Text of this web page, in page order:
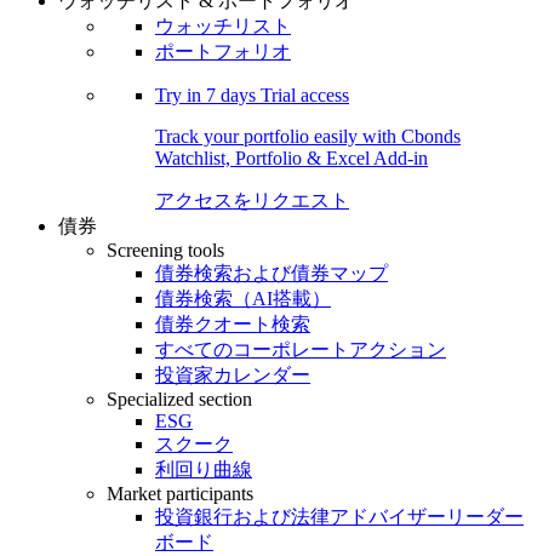
ウォッチリスト
ポートフォリオ
Try in 7 days Trial access
Track your portfolio easily with Cbonds
Watchlist, Portfolio & Excel Add-in
アクセスをリクエスト
債券
Screening tools
債券検索および債券マップ
債券検索（AI搭載）
債券クオート検索
すべてのコーポレートアクション
投資家カレンダー
Specialized section
ESG
スクーク
利回り曲線
Market participants
投資銀行および法律アドバイザーリーダー
ボード